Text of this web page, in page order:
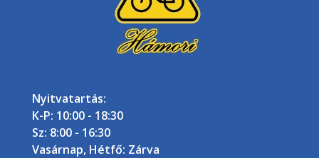
Nyitvatartás:
K-P: 10:00 - 18:30
Sz: 8:00 - 16:30
Vasárnap, Hétfő: Zárva